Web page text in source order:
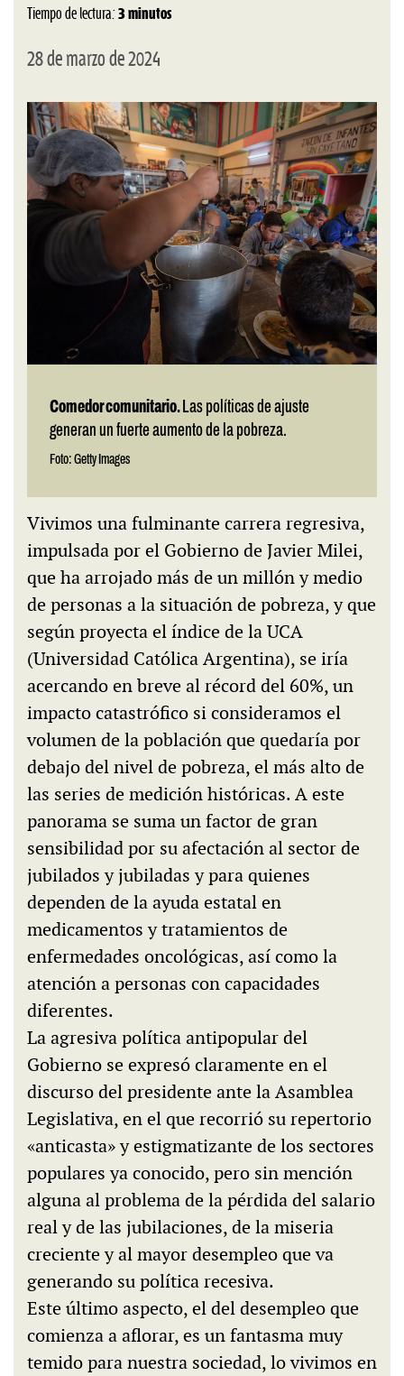
Tiempo de lectura: 3 minutos
28 de marzo de 2024
Comedor comunitario. Las políticas de ajuste
generan un fuerte aumento de la pobreza.
Foto: Getty Images
Vivimos una fulminante carrera regresiva,
impulsada por el Gobierno de Javier Milei,
que ha arrojado más de un millón y medio
de personas a la situación de pobreza, y que
según proyecta el índice de la UCA
(Universidad Católica Argentina), se iría
acercando en breve al récord del 60%, un
impacto catastrófico si consideramos el
volumen de la población que quedaría por
debajo del nivel de pobreza, el más alto de
las series de medición históricas. A este
panorama se suma un factor de gran
sensibilidad por su afectación al sector de
jubilados y jubiladas y para quienes
dependen de la ayuda estatal en
medicamentos y tratamientos de
enfermedades oncológicas, así como la
atención a personas con capacidades
diferentes.
La agresiva política antipopular del
Gobierno se expresó claramente en el
discurso del presidente ante la Asamblea
Legislativa, en el que recorrió su repertorio
«anticasta» y estigmatizante de los sectores
populares ya conocido, pero sin mención
alguna al problema de la pérdida del salario
real y de las jubilaciones, de la miseria
creciente y al mayor desempleo que va
generando su política recesiva.
Este último aspecto, el del desempleo que
comienza a aflorar, es un fantasma muy
temido para nuestra sociedad, lo vivimos en